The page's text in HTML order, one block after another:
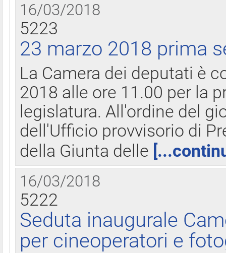
16/03/2018
5223
23 marzo 2018 prima
La Camera dei deputati è
2018 alle ore 11.00 per la
legislatura. All'ordine del
dell'Ufficio provvisorio di
della Giunta delle
16/03/2018
5222
Seduta inaugurale
per cineoperatori e